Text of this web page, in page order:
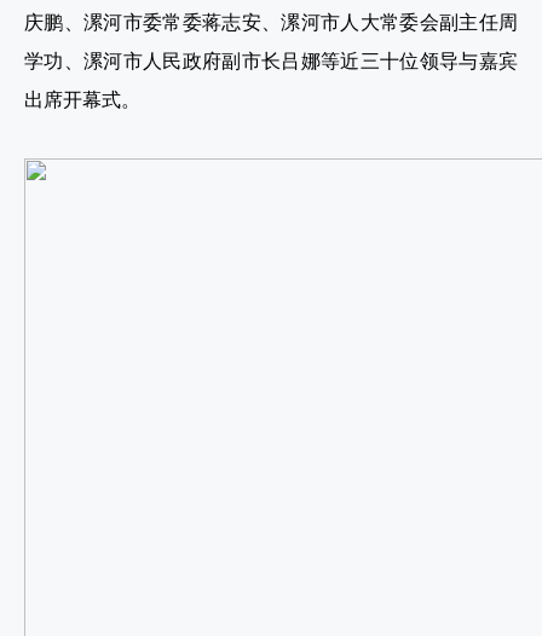
庆鹏、漯河市委常委蒋志安、漯河市人大常委会副主任周
学功、漯河市人民政府副市长吕娜等近三十位领导与嘉宾
出席开幕式。